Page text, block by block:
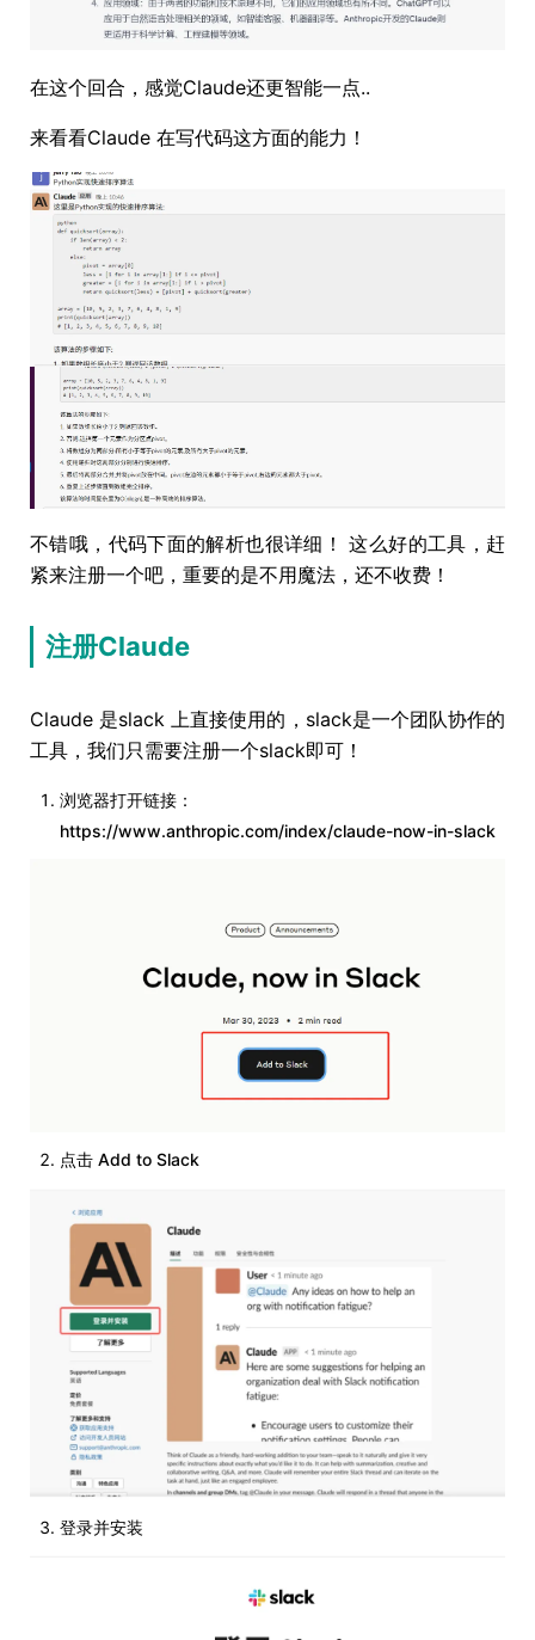
在这个回合，感觉Claude还更智能一点..
来看看Claude 在写代码这方面的能力！
不错哦，代码下面的解析也很详细！ 这么好的工具，赶
紧来注册一个吧，重要的是不用魔法，还不收费！
注册Claude
Claude 是slack 上直接使用的，slack是一个团队协作的
工具，我们只需要注册一个slack即可！
浏览器打开链接：
https://www.anthropic.com/index/claude-now-in-slack
点击 Add to Slack
登录并安装